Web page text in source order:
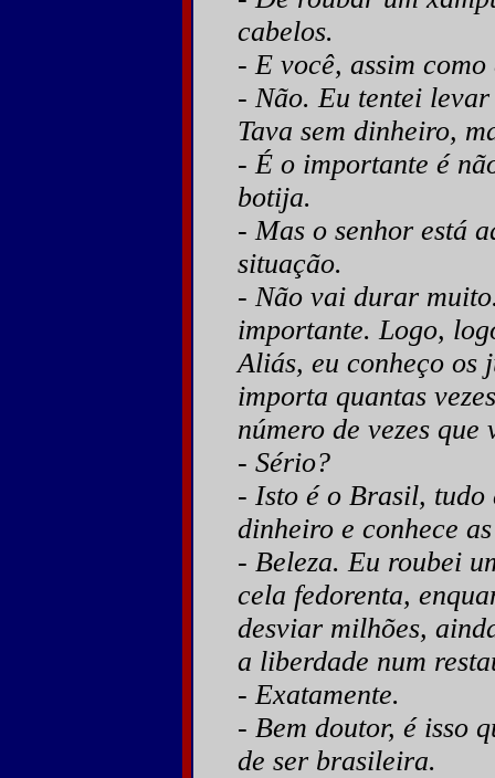
cabelos.
- E você, assim
- Não. Eu tentei
Tava sem dinheiro,
- É o importante é
botija.
- Mas o senhor está
situação.
- Não vai durar
importante. Logo,
Aliás, eu conheço os
importa quantas
número de vezes
- Sério?
- Isto é o Brasil, tudo
dinheiro e conhece
- Beleza. Eu roubei
cela fedorenta,
desviar milhões,
a liberdade num
- Exatamente.
- Bem doutor, é isso
de ser brasileira.